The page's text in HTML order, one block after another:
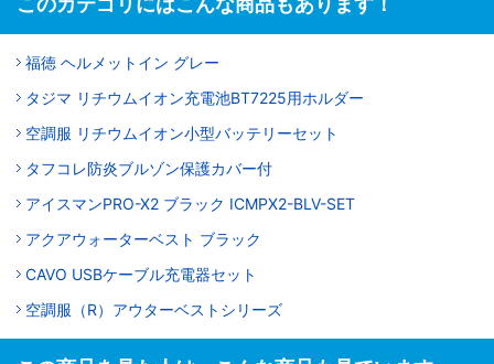
福徳 ヘルメットイン グレー
タジマ リチウムイオン充電池BT7225用ホルダー
空調服 リチウムイオン小型バッテリーセット
タフコレ防炎ブルゾン保護カバー付
アイスマンPRO-X2 ブラック ICMPX2-BLV-SET
アクアウォーターベスト ブラック
CAVO USBケーブル充電器セット
空調服（R）アウターベストシリーズ